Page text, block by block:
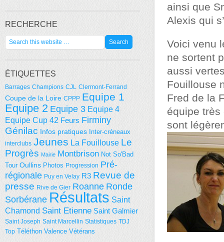
ainsi que
Alexis qui
Voici venu
ne sortent
aussi
Fouillouse
Fred de la
équipe
sont
RECHERCHE
ÉTIQUETTES
Barrages Champions CJL Clermont-Ferrand
Coupe de la Loire CPPP Equipe 1
Equipe 2 Equipe 3 Equipe 4
Equipe Cup 42 Feurs Firminy
Génilac Infos pratiques Inter-créneaux
interclubs Jeunes La Fouillouse Le
Progrès Mairie Montbrison Not So'Bad
Tour Oullins Photos Progression Pré-
régionale Puy en Velay R3 Revue de
presse Rive de Gier Roanne Ronde
Sorbérane Résultats Saint
Chamond Saint Etienne Saint Galmier
Saint Joseph Saint Marcellin Statistiques TDJ
Top Téléthon Valence Vétérans